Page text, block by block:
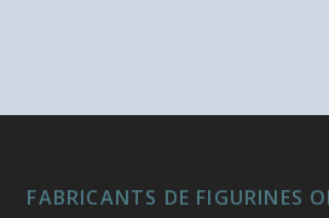
FABRICANTS DE FIGURINES